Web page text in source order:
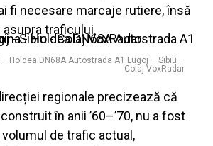
fi necesare marcaje rutiere, însă
traficului.
Holdea DN68A Autostrada A1 Lugoj – Sibiu –
Colaj VoxRadar
regionale precizează că
în anii ’60–’70, nu a fost
de trafic actual,